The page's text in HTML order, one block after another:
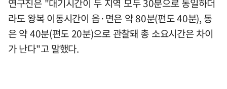
라도 왕복 이동시간이 읍·면은 약 80분(편도 40분), 동
은 약 40분(편도 20분)으로 관찰돼 총 소요시간은 차이
가 난다"고 말했다.